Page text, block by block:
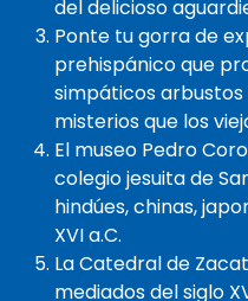
del delicioso
Ponte tu gorra de
prehispánico que
simpáticos arbustos
misterios que los
El museo Pedro
colegio jesuita de
hindúes, chinas,
XVI a.C.
La Catedral de
mediados del siglo